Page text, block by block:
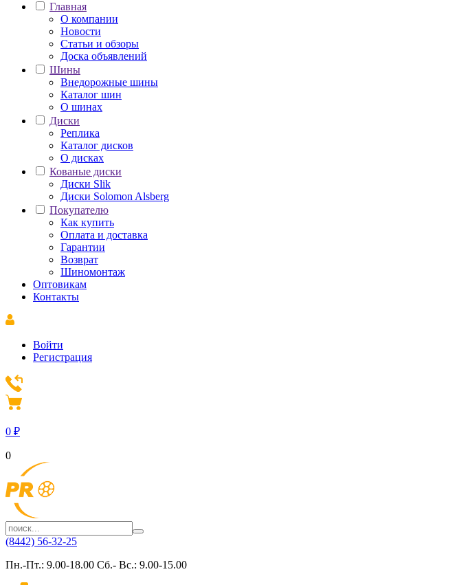
Главная
О компании
Новости
Статьи и обзоры
Доска объявлений
Шины
Внедорожные шины
Каталог шин
О шинах
Диски
Реплика
Каталог дисков
О дисках
Кованые диски
Диски Slik
Диски Solomon Alsberg
Покупателю
Как купить
Оплата и доставка
Гарантии
Возврат
Шиномонтаж
Оптовикам
Контакты
Войти
Регистрация
0 ₽
0
(8442) 56-32-25
Пн.-Пт.: 9.00-18.00 Сб.- Вс.: 9.00-15.00